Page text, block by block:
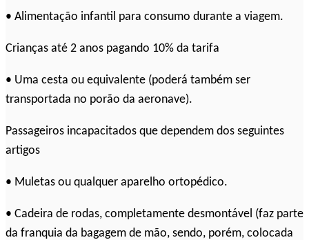
• Alimentação infantil para consumo durante a viagem.
Crianças até 2 anos pagando 10% da tarifa
• Uma cesta ou equivalente (poderá também ser
transportada no porão da aeronave).
Passageiros incapacitados que dependem dos seguintes
artigos
• Muletas ou qualquer aparelho ortopédico.
• Cadeira de rodas, completamente desmontável (faz parte
da franquia da bagagem de mão, sendo, porém, colocada